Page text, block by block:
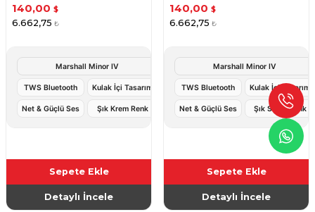
140,00 $
6.662,75 ₺
Marshall Minor IV
TWS Bluetooth Kulak İçi Tasarım
Net & Güçlü Ses Şık Krem Renk
Sepete Ekle
Detaylı İncele
140,00 $
6.662,75 ₺
Marshall Minor IV
TWS Bluetooth Kulak İçi Tasarım
Net & Güçlü Ses Şık Siyah Renk
Sepete Ekle
Detaylı İncele